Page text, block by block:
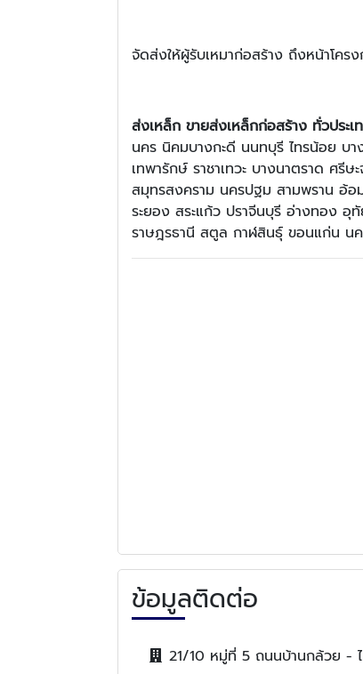
จัดส่งให้ผู้รับเหมาก่อสร้าง ถึงหน้าโคร
ส่งเหล็ก ขายส่งเหล็กก่อสร้าง ทั่วประเ
นคร นิคมบางกะดี นนทบุรี ไทรน้อย บ
เทพารักษ์ ราชาเทวะ บางนาตราด ศรี
สมุทรสงคราม นครปฐม สามพราน อ้อ
ระยอง สระแก้ว ปราจีนบุรี อ่างทอง
ราษฎรธานี สตูล กาฬสินธุ์ ขอนแก่น น
ข้อมูลติดต่อ
21/10 หมู่ที่ 5 ถนนบ้านกล้วย -